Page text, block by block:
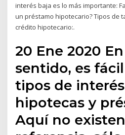
interés baja es lo más importante:
un préstamo hipotecario? Tipos de
crédito hipotecario:.
20 Ene 2020
sentido, es
tipos de
hipotecas y
Aquí no